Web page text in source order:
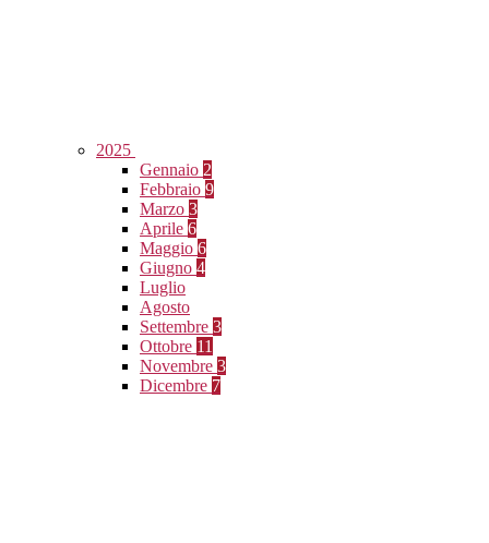
2025
Gennaio 2
Febbraio 9
Marzo 3
Aprile 6
Maggio 6
Giugno 4
Luglio
Agosto
Settembre 3
Ottobre 11
Novembre 3
Dicembre 7